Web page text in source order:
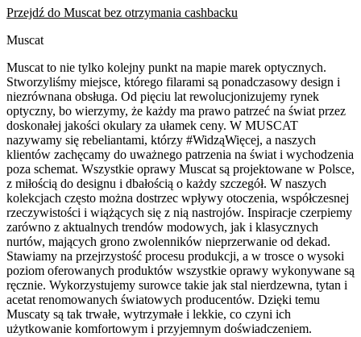
Przejdź do Muscat bez otrzymania cashbacku
Muscat
Muscat to nie tylko kolejny punkt na mapie marek optycznych.
Stworzyliśmy miejsce, którego filarami są ponadczasowy design i
niezrównana obsługa. Od pięciu lat rewolucjonizujemy rynek
optyczny, bo wierzymy, że każdy ma prawo patrzeć na świat przez
doskonałej jakości okulary za ułamek ceny. W MUSCAT
nazywamy się rebeliantami, którzy #WidząWięcej, a naszych
klientów zachęcamy do uważnego patrzenia na świat i wychodzenia
poza schemat. Wszystkie oprawy Muscat są projektowane w Polsce,
z miłością do designu i dbałością o każdy szczegół. W naszych
kolekcjach często można dostrzec wpływy otoczenia, współczesnej
rzeczywistości i wiążących się z nią nastrojów. Inspiracje czerpiemy
zarówno z aktualnych trendów modowych, jak i klasycznych
nurtów, mających grono zwolenników nieprzerwanie od dekad.
Stawiamy na przejrzystość procesu produkcji, a w trosce o wysoki
poziom oferowanych produktów wszystkie oprawy wykonywane są
ręcznie. Wykorzystujemy surowce takie jak stal nierdzewna, tytan i
acetat renomowanych światowych producentów. Dzięki temu
Muscaty są tak trwałe, wytrzymałe i lekkie, co czyni ich
użytkowanie komfortowym i przyjemnym doświadczeniem.